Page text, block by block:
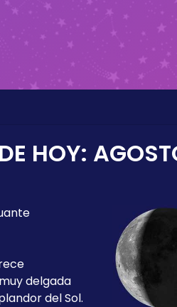
HOY:
delgada
del Sol.